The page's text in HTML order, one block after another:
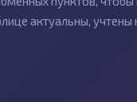
актуальны,